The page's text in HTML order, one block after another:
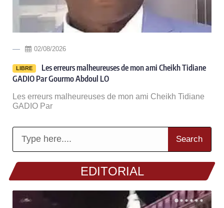
02/08/2026
LIBRE
Les erreurs malheureuses de mon ami Cheikh Tidiane
GADIO Par Gourmo Abdoul LO
Les erreurs malheureuses de mon ami Cheikh Tidiane
GADIO Par
Search
EDITORIAL